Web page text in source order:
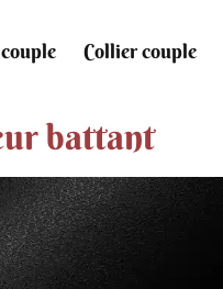
Collier couple
battant